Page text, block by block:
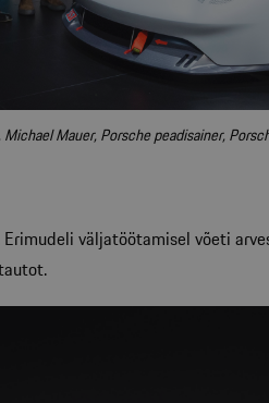
Mauer, Porsche peadisainer,
väljatöötamisel võeti